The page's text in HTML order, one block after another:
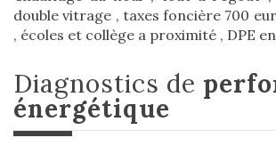
double vitrage , taxes foncière 700
, écoles et collège a proximité , DPE
diagnostics de
énergétique